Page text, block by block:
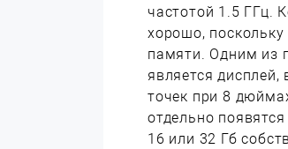
частотой 1.5 ГГц.
хорошо,
памяти. Одним из
является
точек при 8
отдельно
16 или 32 Гб